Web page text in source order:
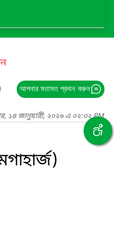
আপনার মতামত প্রদান করুন
১৪ জানুয়ারী, ২০২৬ এ ০২:৩২ PM